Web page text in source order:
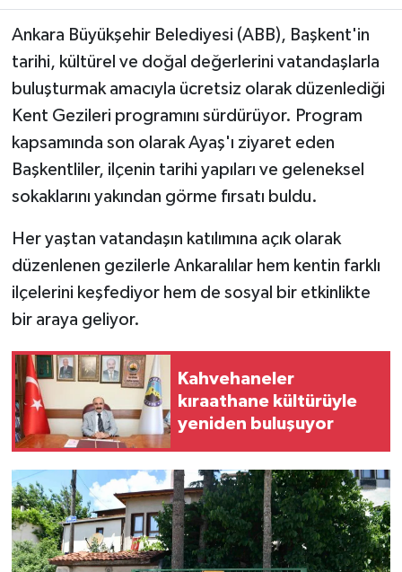
Ankara Büyükşehir Belediyesi (ABB), Başkent'in
tarihi, kültürel ve doğal değerlerini vatandaşlarla
buluşturmak amacıyla ücretsiz olarak düzenlediği
Kent Gezileri programını sürdürüyor. Program
kapsamında son olarak Ayaş'ı ziyaret eden
Başkentliler, ilçenin tarihi yapıları ve geleneksel
sokaklarını yakından görme fırsatı buldu.
Her yaştan vatandaşın katılımına açık olarak
düzenlenen gezilerle Ankaralılar hem kentin farklı
ilçelerini keşfediyor hem de sosyal bir etkinlikte
bir araya geliyor.
Kahvehaneler
kıraathane kültürüyle
yeniden buluşuyor